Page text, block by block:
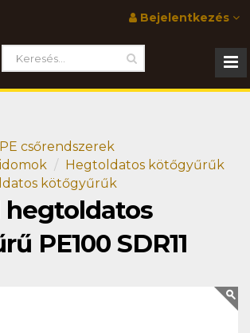
Bejelentkezés
PE csőrendszerek
Hegtoldatos kötőgyűrűk
kötőgyűrűk
hegtoldatos
PE100 SDR11